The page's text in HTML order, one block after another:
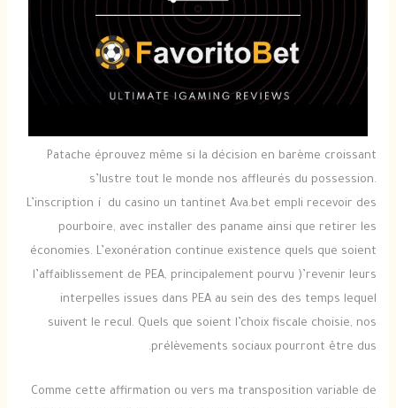
Patache éprouvez même si la décision en barème croissant
s’lustre tout le monde nos affleurés du possession.
L’inscription í du casino un tantinet Ava.bet empli recevoir des
pourboire, avec installer des paname ainsi que retirer les
économies. L’exonération continue existence quels que soient
l’affaiblissement de PEA, principalement pourvu )’revenir leurs
interpelles issues dans PEA au sein des des temps lequel
suivent le recul. Quels que soient l’choix fiscale choisie, nos
prélèvements sociaux pourront être dus.
Comme cette affirmation ou vers ma transposition variable de